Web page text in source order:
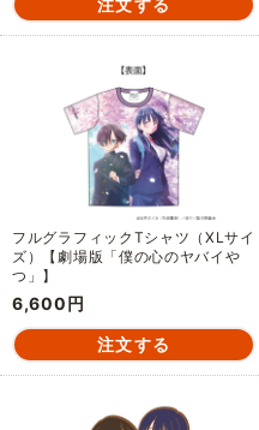
フルグラフィックTシャツ（XLサイ
ズ）【劇場版「僕の心のヤバイや
つ」】
6,600円